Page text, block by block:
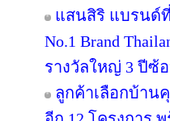
แสนสิริ แบรนด์ที่
No.1 Brand
รางวัลใหญ่ 3 ปีซ้
ลูกค้าเลือกบ้าน